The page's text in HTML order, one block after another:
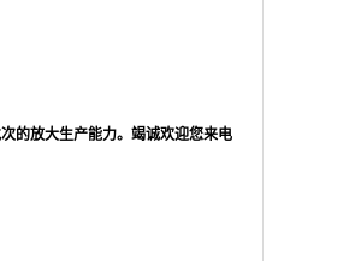
的放大生产能力。竭诚欢迎您来电